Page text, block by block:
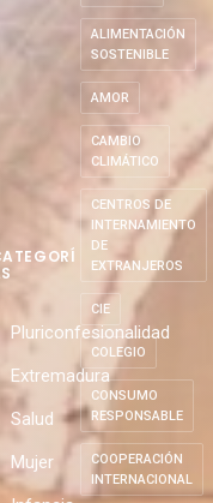
Pluriconfesionalidad
Extremadura
Salud
Mujer
ALIMENTACIÓN
SOSTENIBLE
AMOR
CAMBIO
CLIMÁTICO
CENTROS DE
INTERNAMIENTO
DE
EXTRANJEROS
CIE
COLEGIO
CONSUMO
RESPONSABLE
COOPERACIÓN
INTERNACIONAL